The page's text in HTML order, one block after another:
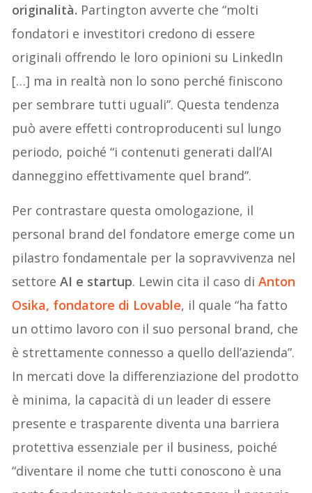
originalità. Partington avverte che “molti
fondatori e investitori credono di essere
originali offrendo le loro opinioni su LinkedIn
[…] ma in realtà non lo sono perché finiscono
per sembrare tutti uguali”. Questa tendenza
può avere effetti controproducenti sul lungo
periodo, poiché “i contenuti generati dall’AI
danneggino effettivamente quel brand”.
Per contrastare questa omologazione, il
personal brand del fondatore emerge come un
pilastro fondamentale per la sopravvivenza nel
settoreAI e startup. Lewin cita il caso diAnton
Osika, fondatore di Lovable, il quale “ha fatto
un ottimo lavoro con il suo personal brand, che
è strettamente connesso a quello dell’azienda”.
In mercati dove la differenziazione del prodotto
è minima, la capacità di un leader di essere
presente e trasparente diventa una barriera
protettiva essenziale per il business, poiché
“diventare il nome che tutti conoscono è una